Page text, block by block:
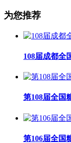
为您推荐
108届成都
第108届全国
第106届全国